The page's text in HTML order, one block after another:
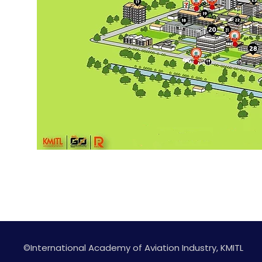
©International Academy of Aviation Industry, KMITL